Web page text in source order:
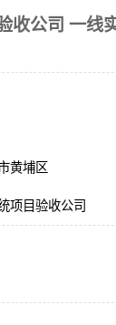
收公司 一线
黄埔区
项目验收公司